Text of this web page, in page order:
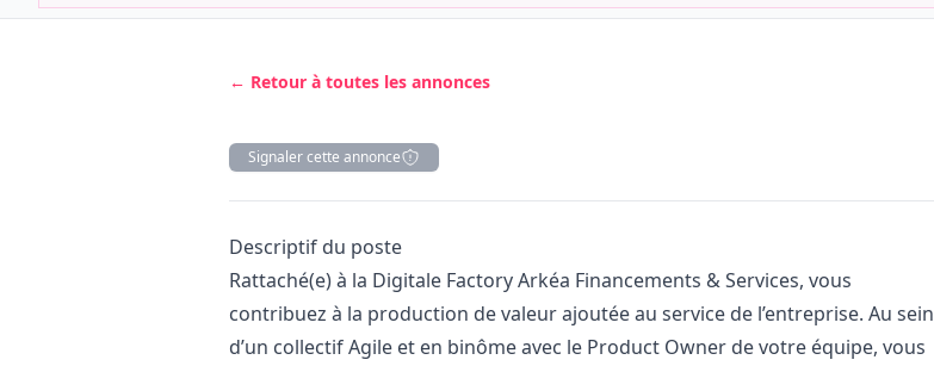
← Retour à toutes les annonces
Signaler cette annonce
Description
Descriptif du poste
Rattaché(e) à la Digitale Factory Arkéa Financements & Services, vous
contribuez à la production de valeur ajoutée au service de l’entreprise. Au sein
d’un collectif Agile et en binôme avec le Product Owner de votre équipe, vous